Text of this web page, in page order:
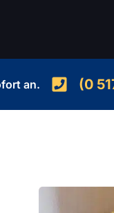
an. (0